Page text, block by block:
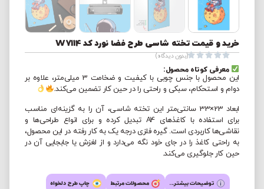
خرید و قیمت تخته شاسی طرح فضا نورد کد W7114




(بدون دیدگاه)
معرفی کوتاه محصول:
این محصول با جنس چوبی با کیفیت و ضخامت 3 میلی‌متر، علاوه بر
دوام و استحکام، سبکی و راحتی را در حین کار تضمین می‌کند.
ابعاد 23×33 سانتی‌متر این تخته شاسی، آن را به گزینه‌ای مناسب
برای استفاده با کاغذهای A4 تبدیل کرده و برای انواع طراحی‌ها و
نقاشی‌ها کاربردی است. گیره فلزی درجه یک به کار رفته در این محصول،
به راحتی کاغذ را در جای خود نگه می‌دارد و از لغزش یا جابجایی آن در
حین کار جلوگیری می‌کند.
توضیحات بیشتر... محصولات مرتبط چاپ طرح دلخواه